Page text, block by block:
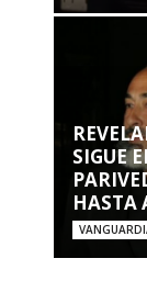
SIGUE
HASTA